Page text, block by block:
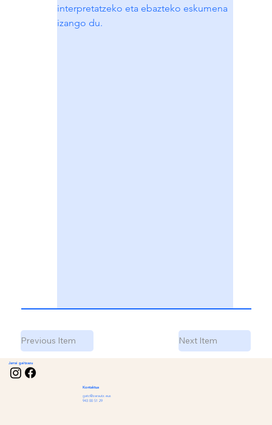
interpretatzeko eta ebazteko eskumena
izango du.
Previous Item Next Item
Kontaktua
gatc@zarautz.eus
943 00 51 29
Jarrai gaitzazu